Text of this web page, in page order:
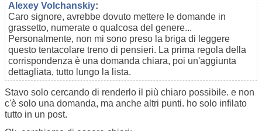
Alexey Volchanskiy:
Caro signore, avrebbe dovuto mettere le domande in
grassetto, numerate o qualcosa del genere...
Personalmente, non mi sono preso la briga di leggere
questo tentacolare treno di pensieri. La prima regola della
corrispondenza è una domanda chiara, poi un'aggiunta
dettagliata, tutto lungo la lista.
Stavo solo cercando di renderlo il più chiaro possibile. e non
c'è solo una domanda, ma anche altri punti. ho solo infilato
tutto in un post.